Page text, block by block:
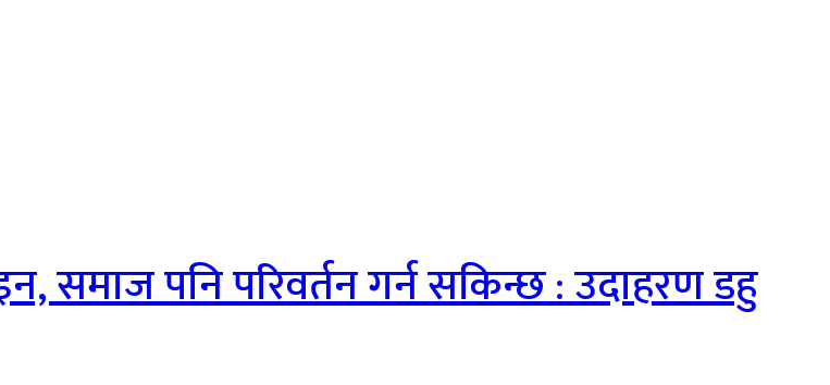
समाज पनि परिवर्तन गर्न सकिन्छ : उदाहरण डहु